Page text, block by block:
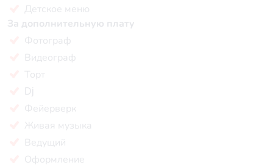
Детское меню
За дополнительную плату
Фотограф
Видеограф
Торт
Dj
Фейерверк
Живая музыка
Ведущий
Оформление